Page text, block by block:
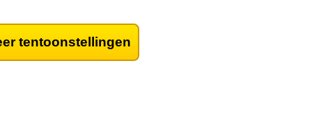
tentoonstellingen